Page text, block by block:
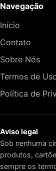
Navegação
Início
Contato
Sobre Nós
Termos de
Política de
Aviso legal
Sob nenhuma
produtos,
sempre os